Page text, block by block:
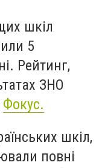
шкіл
5
Рейтинг,
ЗНО
Фокус.
шкіл,
повні